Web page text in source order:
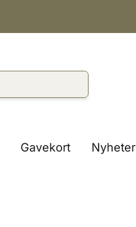
Gavekort Nyheter